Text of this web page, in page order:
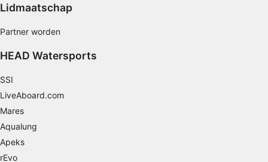
Lidmaatschap
Partner worden
HEAD Watersports
SSI
LiveAboard.com
Mares
Aqualung
Apeks
rEvo
Precieze geolocatiegegevens gebruiken
Apparaten identificeren op basis van actief
Niet-IAB-verwerkingsdoeleinden:
Functioneel